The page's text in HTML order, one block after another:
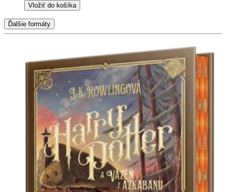
Vložiť do košíka
Ďalšie formáty